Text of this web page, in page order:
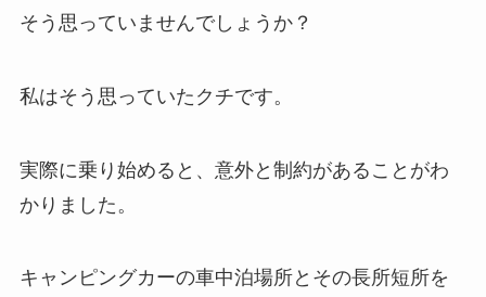
そう思っていませんでしょうか？
私はそう思っていたクチです。
実際に乗り始めると、意外と制約があることがわ
かりました。
キャンピングカーの車中泊場所とその長所短所を